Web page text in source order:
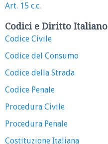
Art. 15 c.c.
Codici e Diritto Italiano
Codice Civile
Codice del Consumo
Codice della Strada
Codice Penale
Procedura Civile
Procedura Penale
Costituzione Italiana